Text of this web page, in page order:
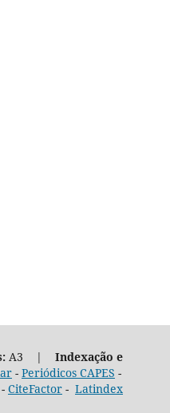
A3 | Indexação e
- Periódicos CAPES -
CiteFactor- Latindex